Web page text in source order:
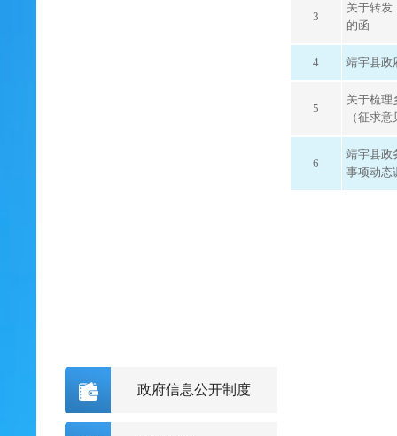
3
关于转发
的函
4 靖宇县政
5
关于梳理
（征求
6
靖宇县政
事项动态
政府信息公开制度